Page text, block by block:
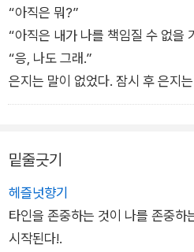
고 나와서는 신분 숨기고 돈도 많이
트를 딸로 키우면서 끝까지 누군가
남자의 삶이라면 너무너무 괴로울
“그런 생각이 커지면 자연인 되는
『여자의 일생』을 봐봐.”
각하지 마. 인간이라면 자신이 벌인
져야 되는 것이니까.”
“자신만이면 좋게, 남이 저지른 일도
“하긴.”
“누군가가 누구야?”
“몰라. 마귀? 사탄? 호호.”
지강은 은지가 이 세상에 무언가 일
도 있다고 생각하는 것으로 여겼다.
지갑 안에 지금도 꼭꼭 숨겨져 있었
“아직은 뭐?”
“아직은 내가 나를 책임질 수 없을
“응, 나도 그래.”
은지는 말이 없었다. 잠시 후 은지
“오늘 고마웠어.”
“울어?”
“아니. 트렁크에 들어가서 많이 힘
“괜찮아.”
“오늘 멋졌어. 고마워.”
처음으로 남자다운 모습을 보여준
밑줄긋기
헤즐넛향기
타인을 존중하는 것이 나를 존중하
시작된다!.